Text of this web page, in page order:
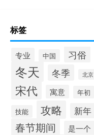
标签
专业 中国 习俗
冬天 冬季 北京
宋代 寓意 年初
技能
攻略 新年
春节期间 是一个